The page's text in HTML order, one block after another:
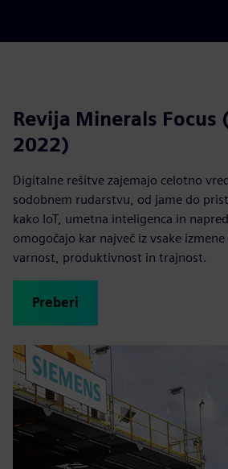
Revija Minerals Focus
2022)
Digitalne rešitve zajemajo celotno
sodobnem rudarstvu, od jame do
kako IoT, umetna inteligenca in
omogočajo kar največ iz vsake
varnost, produktivnost in trajnost.
Preberi